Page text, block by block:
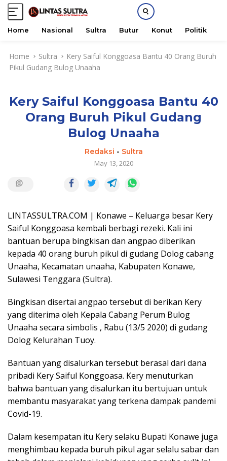
Home Nasional Sultra Butur Konut Politik
Home Sultra
Kery Saiful Konggoasa Bantu 40 Orang Buruh
Pikul Gudang Bulog Unaaha
Kery Saiful Konggoasa Bantu 40
Orang Buruh Pikul Gudang
Bulog Unaaha
Redaksi - Sultra
May 13, 2020
LINTASSULTRA.COM | Konawe – Keluarga besar Kery
Saiful Konggoasa kembali berbagi rezeki. Kali ini
bantuan berupa bingkisan dan angpao diberikan
kepada 40 orang buruh pikul di gudang Dolog cabang
Unaaha, Kecamatan unaaha, Kabupaten Konawe,
Sulawesi Tenggara (Sultra).
Bingkisan disertai angpao tersebut di berikan Kery
yang diterima oleh Kepala Cabang Perum Bulog
Unaaha secara simbolis , Rabu (13/5 2020) di gudang
Dolog Kelurahan Tuoy.
Bantuan yang disalurkan tersebut berasal dari dana
pribadi Kery Saiful Konggoasa. Kery menuturkan
bahwa bantuan yang disalurkan itu bertujuan untuk
membantu masyarakat yang terkena dampak pandemi
Covid-19.
Dalam kesempatan itu Kery selaku Bupati Konawe juga
menghimbau kepada buruh pikul agar selalu sabar dan